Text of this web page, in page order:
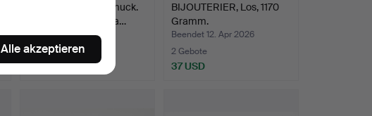
Konvolut Modeschmuck.
U.a. Kalevala, Handa…
Beendet 24. Apr 2026
13 Gebote
175 USD
BIJOUTERIER, Los, 1170
Gramm.
Beendet 12. Apr 2026
2 Gebote
37 USD
Alle akzeptieren